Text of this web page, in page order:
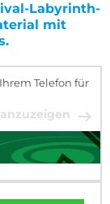
Labyrinth-
mit
Telefon für